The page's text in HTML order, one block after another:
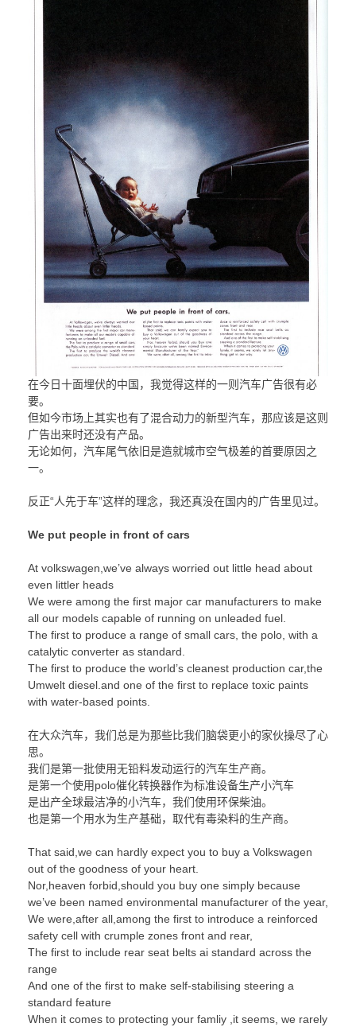
在今日十面埋伏的中国，我觉得这样的一则汽车广告很有必
要。
但如今市场上其实也有了混合动力的新型汽车，那应该是这则
广告出来时还没有产品。
无论如何，汽车尾气依旧是造就城市空气极差的首要原因之
一。
反正“人先于车”这样的理念，我还真没在国内的广告里见过。
We put people in front of cars
At volkswagen,we’ve always worried out little head about
even littler heads
We were among the first major car manufacturers to make
all our models capable of running on unleaded fuel.
The first to produce a range of small cars, the polo, with a
catalytic converter as standard.
The first to produce the world’s cleanest production car,the
Umwelt diesel.and one of the first to replace toxic paints
with water-based points.
在大众汽车，我们总是为那些比我们脑袋更小的家伙操尽了心
思。
我们是第一批使用无铅料发动运行的汽车生产商。
是第一个使用polo催化转换器作为标准设备生产小汽车
是出产全球最洁净的小汽车，我们使用环保柴油。
也是第一个用水为生产基础，取代有毒染料的生产商。
That said,we can hardly expect you to buy a Volkswagen
out of the goodness of your heart.
Nor,heaven forbid,should you buy one simply because
we’ve been named environmental manufacturer of the year,
We were,after all,among the first to introduce a reinforced
safety cell with crumple zones front and rear,
The first to include rear seat belts ai standard across the
range
And one of the first to make self-stabilising steering a
standard feature
When it comes to protecting your famliy ,it seems, we rarely